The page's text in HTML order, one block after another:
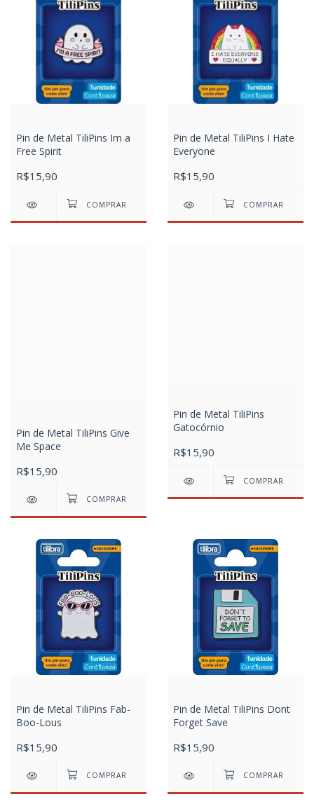
Pin de Metal TiliPins Im a
Free Spirit
R$15,90
Pin de Metal TiliPins I Hate
Everyone
R$15,90
Pin de Metal TiliPins Give
Me Space
R$15,90
Pin de Metal TiliPins
Gatocórnio
R$15,90
Pin de Metal TiliPins Fab-
Boo-Lous
R$15,90
Pin de Metal TiliPins Dont
Forget Save
R$15,90